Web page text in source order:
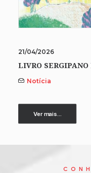
21/04/2026
LIVRO
Notícia
Ver mais...